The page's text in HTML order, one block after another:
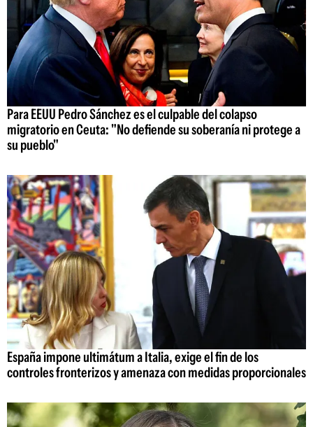
Para EEUU Pedro Sánchez es el culpable del colapso
migratorio en Ceuta: "No defiende su soberanía ni protege a
su pueblo"
España impone ultimátum a Italia, exige el fin de los
controles fronterizos y amenaza con medidas proporcionales